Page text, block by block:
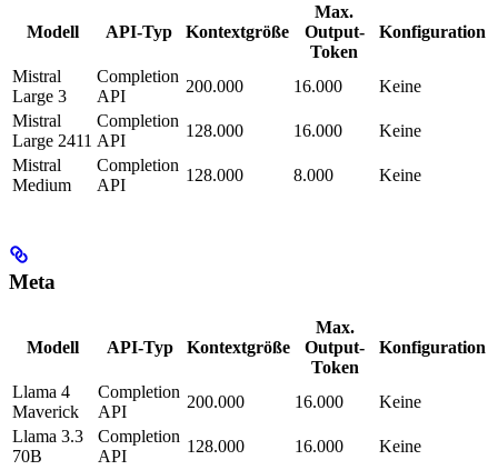
Modell API-Typ Kontextgröße
Max.
Output-
Token
Konfiguration
Mistral
Large 3
Completion
API
200.000 16.000
Keine
Mistral
Large 2411
Completion
API
128.000 16.000
Keine
Mistral
Medium
Completion
API
128.000 8.000 Keine
Meta
Modell API-Typ Kontextgröße
Max.
Output-
Token
Konfiguration
Llama 4
Maverick
Completion
API
200.000 16.000
Keine
Llama 3.3
70B
Completion
API
128.000 16.000 Keine